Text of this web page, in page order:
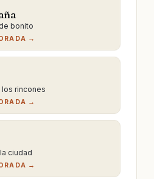
bonito
→
rincones
→
ciudad
→